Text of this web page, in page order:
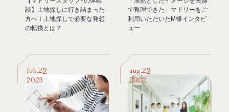
談】土地探しに行き詰まった
方へ！土地探しで必要な発想
の転換とは？
で整理できた」マドリーをご
利用いただいたM様インタビ
ュー
feb. 22
2023
aug. 22
2022